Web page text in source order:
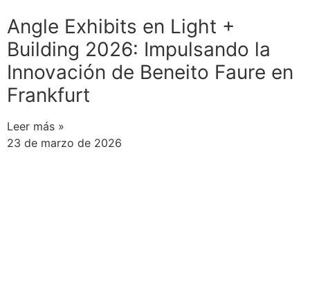
Angle Exhibits en Light +
Building 2026: Impulsando la
Innovación de Beneito Faure en
Frankfurt
Leer más »
23 de marzo de 2026